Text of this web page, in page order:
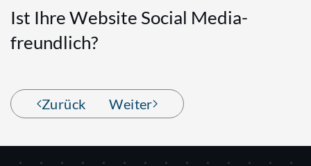
Ist Ihre Website Social Media-
freundlich?
Zurück Weiter